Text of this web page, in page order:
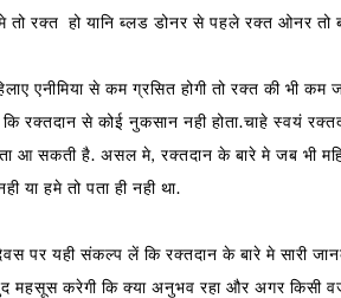
तो रक्त हो यानि ब्लड डोनर से पहले रक्त ओनर तो
एनीमिया से कम ग्रसित होगी तो रक्त की भी
रक्तदान से कोई नुकसान नही होता.चाहे स्वयं
आ सकती है. असल मे, रक्तदान के बारे मे जब भी
या हमे तो पता ही नही था.
पर यही संकल्प लें कि रक्तदान के बारे मे सारी
महसूस करेगी कि क्या अनुभव रहा और अगर किसी